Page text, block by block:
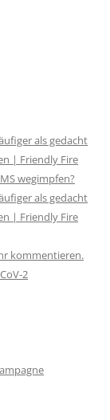
als gedacht
| Friendly Fire
wegimpfen?
als gedacht
| Friendly Fire
kommentieren.
2